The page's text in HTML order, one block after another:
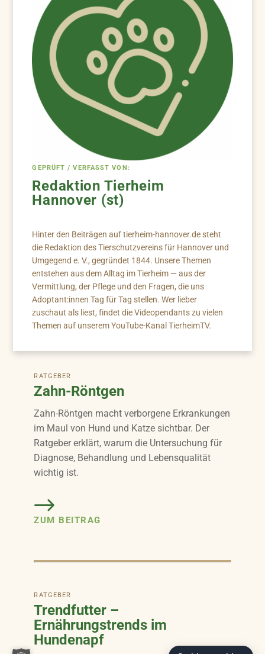
GEPRÜFT / VERFASST VON:
Redaktion Tierheim
Hannover (st)
Hinter den Beiträgen auf tierheim-hannover.de steht
die Redaktion des Tierschutzvereins für Hannover und
Umgegend e. V., gegründet 1844. Unsere Themen
entstehen aus dem Alltag im Tierheim — aus der
Vermittlung, der Pflege und den Fragen, die uns
Adoptant:innen Tag für Tag stellen. Wer lieber
zuschaut als liest, findet die Videopendants zu vielen
Themen auf unserem YouTube-Kanal TierheimTV.
RATGEBER
Zahn-Röntgen
Zahn-Röntgen macht verborgene Erkrankungen
im Maul von Hund und Katze sichtbar. Der
Ratgeber erklärt, warum die Untersuchung für
Diagnose, Behandlung und Lebensqualität
wichtig ist.
ZUM BEITRAG
RATGEBER
Trendfutter –
Ernährungstrends im
Hundenapf